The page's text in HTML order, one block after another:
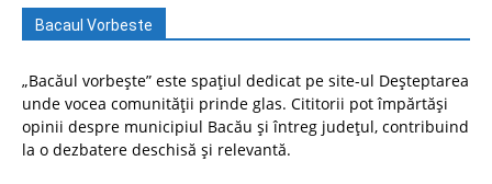
Bacaul Vorbeste
„Bacăul vorbește” este spațiul dedicat pe site-ul Deșteptarea
unde vocea comunității prinde glas. Cititorii pot împărtăși
opinii despre municipiul Bacău și întreg județul, contribuind
la o dezbatere deschisă și relevantă.